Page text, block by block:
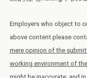
Employers who object to
above content please
mere opinion of the
working environment of